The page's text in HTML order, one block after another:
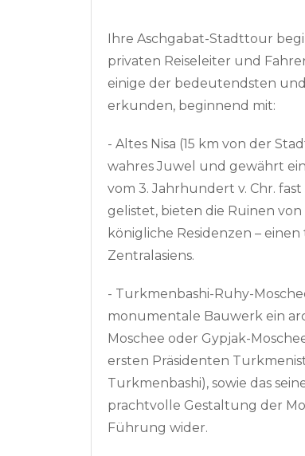
Ihre Aschgabat-Stadttour
privaten Reiseleiter und
einige der bedeutendsten
erkunden, beginnend mit:
- Altes Nisa (15 km von der
wahres Juwel und gewährt
vom 3. Jahrhundert v. Chr.
gelistet, bieten die Ruinen
königliche Residenzen –
Zentralasiens.
- Turkmenbashi-Ruhy-
monumentale Bauwerk ein
Moschee oder Gypjak-
ersten Präsidenten
Turkmenbashi), sowie das
prachtvolle Gestaltung der
Führung wider.